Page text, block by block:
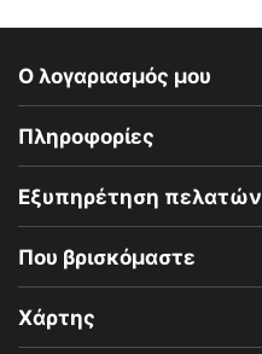
Ο λογαριασμός μου
Πληροφορίες
Εξυπηρέτηση πελατών
Που βρισκόμαστε
Χάρτης